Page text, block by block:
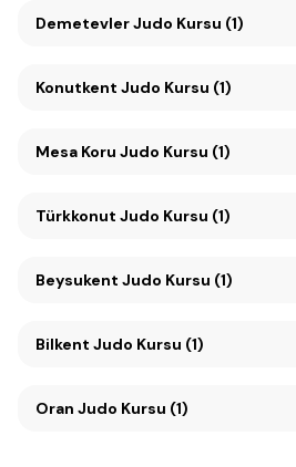
Demetevler Judo Kursu (1)
Konutkent Judo Kursu (1)
Mesa Koru Judo Kursu (1)
Türkkonut Judo Kursu (1)
Beysukent Judo Kursu (1)
Bilkent Judo Kursu (1)
Oran Judo Kursu (1)